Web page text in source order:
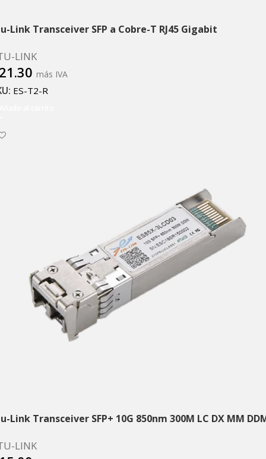
Link Transceiver SFP a Cobre-T RJ45 Gigabit
LINK
más IVA
ES-T2-R
Link Transceiver SFP+ 10G 850nm 300M LC DX MM
LINK